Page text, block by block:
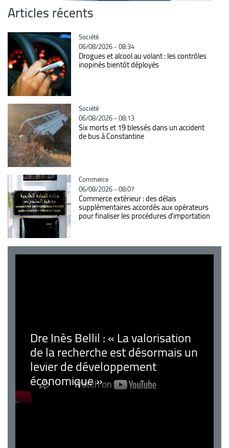
Articles récents
Catégorie
Société
06/08/2026 - 08:34
Drogues et alcool au volant : les contrôles
inopinés bientôt déployés
Catégorie
Société
06/08/2026 - 08:13
Six morts et 19 blessés dans un accident
de bus à Constantine
Catégorie
Commerce
06/08/2026 - 08:07
Commerce extérieur : des délais
supplémentaires accordés aux opérateurs
pour finaliser les procédures d'importation
Dre Inès Bellil : « La valorisation
de la recherche est désormais un
levier de développement
économique »